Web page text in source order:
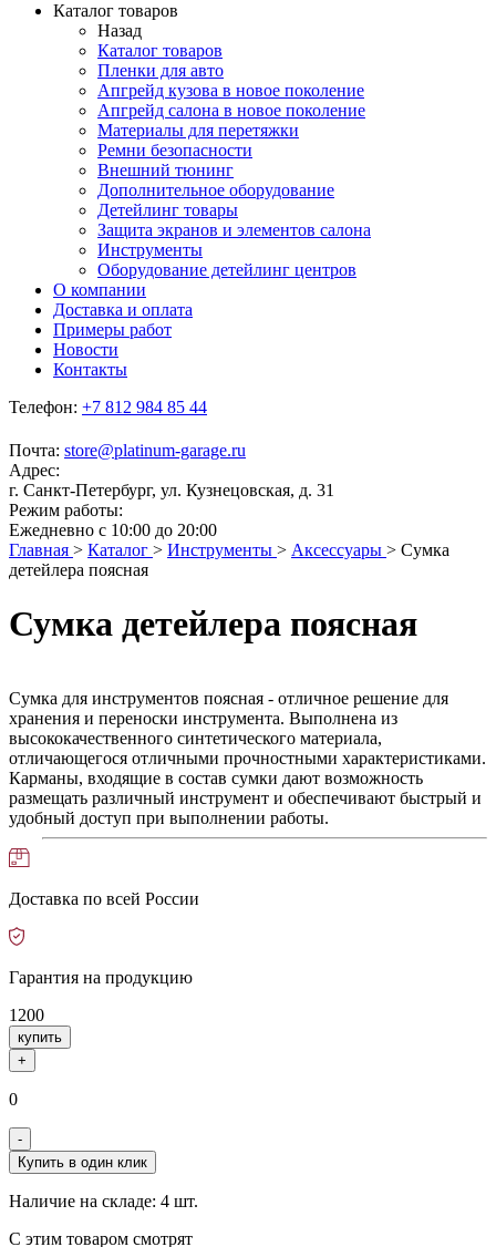
Каталог товаров
Назад
Каталог товаров
Пленки для авто
Апгрейд кузова в новое поколение
Апгрейд салона в новое поколение
Материалы для перетяжки
Ремни безопасности
Внешний тюнинг
Дополнительное оборудование
Детейлинг товары
Защита экранов и элементов салона
Инструменты
Оборудование детейлинг центров
О компании
Доставка и оплата
Примеры работ
Новости
Контакты
Телефон: +7 812 984 85 44
Почта: store@platinum-garage.ru
Адрес:
г. Санкт-Петербург, ул. Кузнецовская, д. 31
Режим работы:
Ежедневно с 10:00 до 20:00
Главная > Каталог > Инструменты > Аксессуары > Сумка
детейлера поясная
Сумка детейлера поясная
Сумка для инструментов поясная - отличное решение для
хранения и переноски инструмента. Выполнена из
высококачественного синтетического материала,
отличающегося отличными прочностными характеристиками.
Карманы, входящие в состав сумки дают возможность
размещать различный инструмент и обеспечивают быстрый и
удобный доступ при выполнении работы.
Доставка по всей России
Гарантия на продукцию
1200
купить
+
0
-
Купить в один клик
Наличие на складе: 4 шт.
С этим товаром смотрят